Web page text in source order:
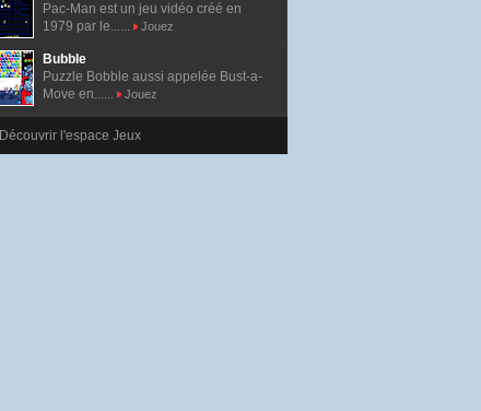
Pac-Man est un jeu vidéo créé en
1979 par le......
Jouez
Bubble
Puzzle Bobble aussi appelée Bust-a-
Move en......
Jouez
Découvrir l'espace Jeux